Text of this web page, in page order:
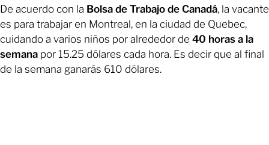
De acuerdo con la Bolsa de Trabajo de Canadá, la vacante
es para trabajar en Montreal, en la ciudad de Quebec,
cuidando a varios niños por alrededor de 40 horas a la
semana por 15.25 dólares cada hora. Es decir que al final
de la semana ganarás 610 dólares.